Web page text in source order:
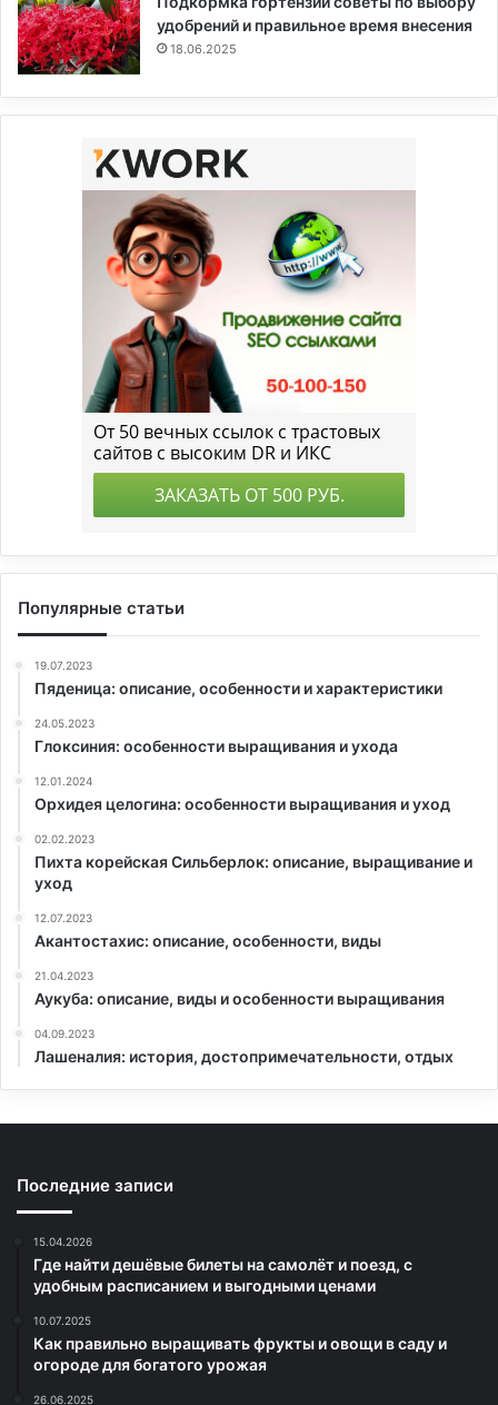
удобрений и правильное время внесения
18.06.2025
Популярные статьи
19.07.2023
Пяденица: описание, особенности и характеристики
24.05.2023
Глоксиния: особенности выращивания и ухода
12.01.2024
Орхидея целогина: особенности выращивания и уход
02.02.2023
Пихта корейская Сильберлок: описание, выращивание и
уход
12.07.2023
Акантостахис: описание, особенности, виды
21.04.2023
Аукуба: описание, виды и особенности выращивания
04.09.2023
Лашеналия: история, достопримечательности, отдых
Последние записи
15.04.2026
Где найти дешёвые билеты на самолёт и поезд, с
удобным расписанием и выгодными ценами
10.07.2025
Как правильно выращивать фрукты и овощи в саду и
огороде для богатого урожая
26.06.2025